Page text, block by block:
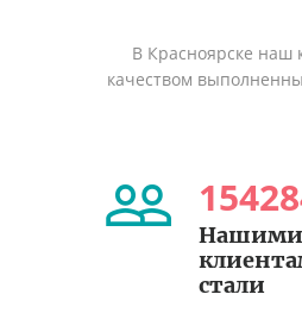
В Красноярске наш
качеством
Нашими
стали